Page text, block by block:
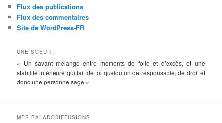
Flux des publications
Flux des commentaires
Site de WordPress-FR
UNE SOEUR :
« Un savant mélange entre moments de folie et d’excès, et une
stabilité intérieure qui fait de toi quelqu’un de responsable, de droit et
donc une personne sage »
MES BALADODIFFUSIONS